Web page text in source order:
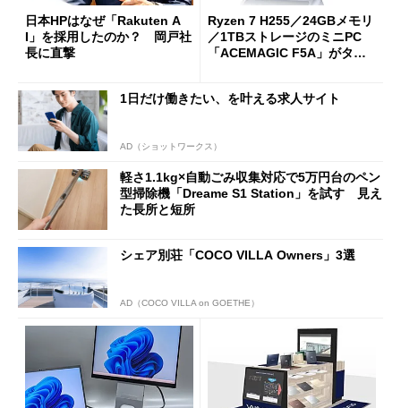
日本HPはなぜ「Rakuten A
I」を採用したのか？ 岡戸社
長に直撃
Ryzen 7 H255／24GBメモリ
／1TBストレージのミニPC
「ACEMAGIC F5A」がタイ
1日だけ働きたい、を叶える求人サイト
AD（ショットワークス）
軽さ1.1kg×自動ごみ収集対応で5万円台のペン
型掃除機「Dreame S1 Station」を試す 見え
た長所と短所
シェア別荘「COCO VILLA Owners」3選
AD（COCO VILLA on GOETHE）